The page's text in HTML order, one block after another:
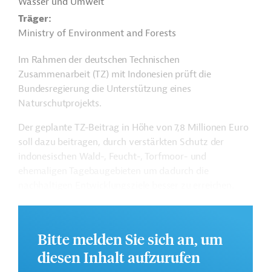
Träger
Ministry of Environment and Forests
Im Rahmen der deutschen Technischen
Zusammenarbeit (TZ) mit Indonesien prüft die
Bundesregierung die Unterstützung eines
Naturschutprojekts.
Der geplante TZ-Beitrag in Höhe von 7,8 Millionen Euro
soll dazu beitragen, durch verstärkten Schutz der
indonesischen Wald-, Feucht-, Torfmoor- und
Das Entwicklungsprojekt soll im Jahr 2025 beginnen.
GTAI informiert über dieGIZ
: Schwerpunkte, Regularien
und praktische Hinweise zur Geschäftsanbahnung.
Bitte melden Sie sich an, um
diesen Inhalt aufzurufen